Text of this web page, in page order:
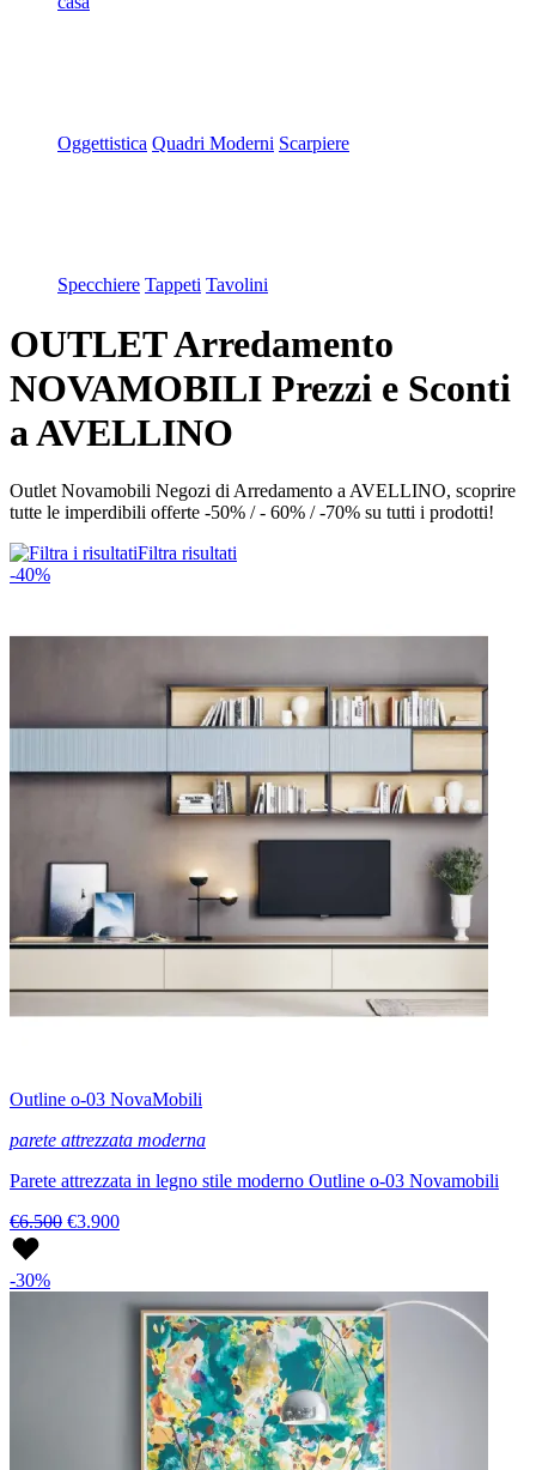
Oggettistica Quadri Moderni Scarpiere
Specchiere Tappeti Tavolini
OUTLET Arredamento
NOVAMOBILI Prezzi e Sconti
a AVELLINO
Outlet Novamobili Negozi di Arredamento a AVELLINO, scoprire
tutte le imperdibili offerte -50% / - 60% / -70% su tutti i prodotti!
Filtra risultati
-40%
Outline o-03 NovaMobili
parete attrezzata moderna
Parete attrezzata in legno stile moderno Outline o-03 Novamobili
€6.500 €3.900
-30%